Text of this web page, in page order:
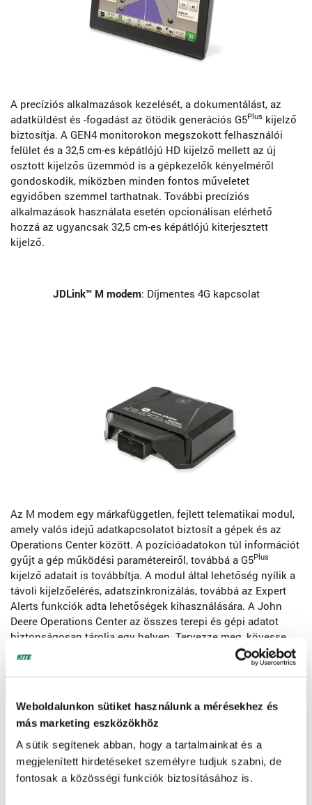
Weboldalunkon sütiket használunk a mérésekhez és
más marketing eszközökhöz
A sütik segítenek abban, hogy a tartalmainkat és a
megjelenített hirdetéseket személyre tudjuk szabni, de
fontosak a közösségi funkciók biztosításához is.
A precíziós alkalmazások kezelését, a dokumentálást, az
adatküldést és -fogadást az ötödik generációs G5Plus kijelző
biztosítja. A GEN4 monitorokon megszokott felhasználói
felület és a 32,5 cm-es képátlójú HD kijelző mellett az új
osztott kijelzős üzemmód is a gépkezelők kényelméről
gondoskodik, miközben minden fontos műveletet
egyidőben szemmel tarthatnak. További precíziós
alkalmazások használata esetén opcionálisan elérhető
hozzá az ugyancsak 32,5 cm-es képátlójú kiterjesztett
kijelző.
JDLink™ M modem: Díjmentes 4G kapcsolat
Az M modem egy márkafüggetlen, fejlett telematikai modul,
amely valós idejű adatkapcsolatot biztosít a gépek és az
Operations Center között. A pozícióadatokon túl információt
gyűjt a gép működési paramétereiről, továbbá a G5Plus
kijelző adatait is továbbítja. A modul által lehetőség nyílik a
távoli kijelzőelérés, adatszinkronizálás, továbbá az Expert
Alerts funkciók adta lehetőségek kihasználására. A John
Deere Operations Center az összes terepi és gépi adatot
biztonságosan tárolja egy helyen. Tervezze meg, kövesse
nyomon és elemezze az adatokat – bárhol, bármikor,
Megújítható éves licencek
1. Guidance előfizetés – Az alapok az automata
kormányzáshoz
AutoTrac™ automata kormányzás